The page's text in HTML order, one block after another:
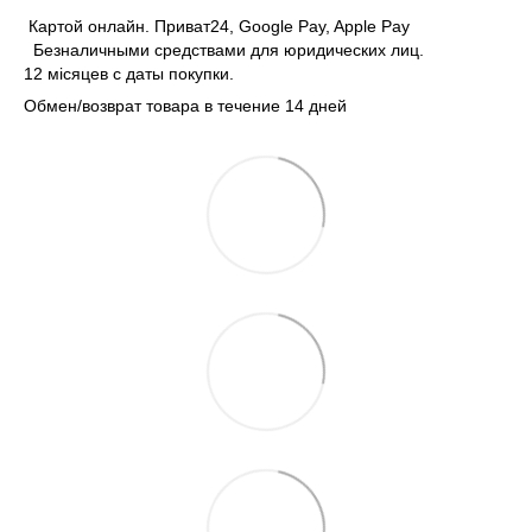
Картой онлайн. Приват24, Google Pay, Apple Pay
Безналичными средствами для юридических лиц.
12 місяцев с даты покупки.
Обмен/возврат товара в течение 14 дней